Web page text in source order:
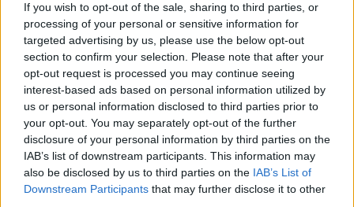
If you wish to opt-out of the sale, sharing to third parties, or
processing of your personal or sensitive information for
targeted advertising by us, please use the below opt-out
section to confirm your selection. Please note that after your
opt-out request is processed you may continue seeing
interest-based ads based on personal information utilized by
us or personal information disclosed to third parties prior to
your opt-out. You may separately opt-out of the further
disclosure of your personal information by third parties on the
IAB’s list of downstream participants. This information may
also be disclosed by us to third parties on the IAB’s List of
Downstream Participants that may further disclose it to other
részeként a minimálbér 2025-ben 9 százalékkal,
290 800 forintra, 2026-ban 13 százalékkal, 328
600 forintra, majd 2027-ben 14 százalékkal, 374
600 forintra nő. A garantált bérminimum 2025-
számolt be a tervekről az index.hu. Azt azért
tegyük hozzá, hogy mindeközben az infláció
folyamatosan magas értéket mutat, jelenleg 4,3
százalék, persze az is igaz, hogy ez messze